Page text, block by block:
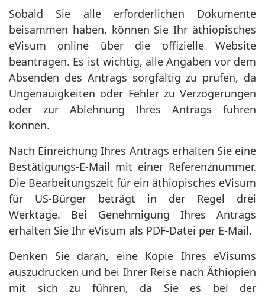
Sobald Sie alle erforderlichen Dokumente
beisammen haben, können Sie Ihr äthiopisches
eVisum online über die offizielle Website
beantragen. Es ist wichtig, alle Angaben vor dem
Absenden des Antrags sorgfältig zu prüfen, da
Ungenauigkeiten oder Fehler zu Verzögerungen
oder zur Ablehnung Ihres Antrags führen
können.
Nach Einreichung Ihres Antrags erhalten Sie eine
Bestätigungs-E-Mail mit einer Referenznummer.
Die Bearbeitungszeit für ein äthiopisches eVisum
für US-Bürger beträgt in der Regel drei
Werktage. Bei Genehmigung Ihres Antrags
erhalten Sie Ihr eVisum als PDF-Datei per E-Mail.
Denken Sie daran, eine Kopie Ihres eVisums
auszudrucken und bei Ihrer Reise nach Äthiopien
mit sich zu führen, da Sie es bei der